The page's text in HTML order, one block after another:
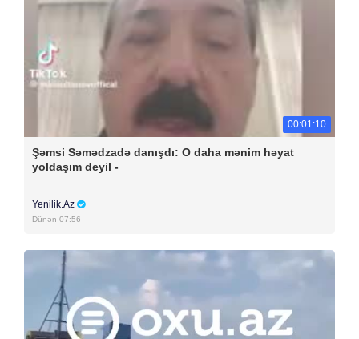
00:01:10
Şəmsi Səmədzadə danışdı: O daha mənim həyat
yoldaşım deyil -
Yenilik.Az
Dünən 07:56